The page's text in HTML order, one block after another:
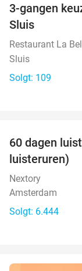
3-gangen
Sluis
Restaurant La
Sluis
Solgt: 109
60 dagen
luisteruren)
Nextory
Amsterdam
Solgt: 6.444